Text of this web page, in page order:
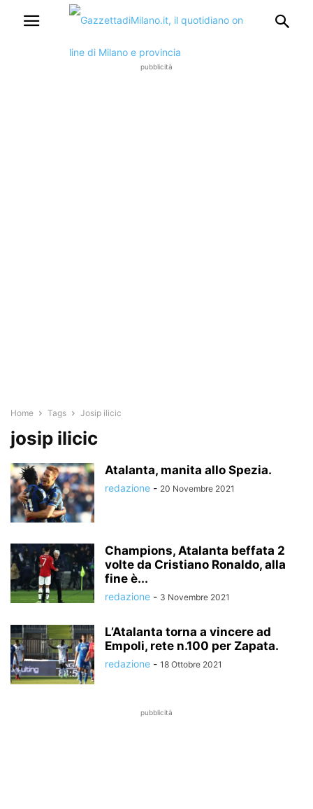
pubblicità
Home Tags Josip ilicic
josip ilicic
Atalanta, manita allo Spezia.
redazione - 20 Novembre 2021
Champions, Atalanta beffata 2
volte da Cristiano Ronaldo, alla
fine è...
redazione - 3 Novembre 2021
L’Atalanta torna a vincere ad
Empoli, rete n.100 per Zapata.
redazione - 18 Ottobre 2021
pubblicità